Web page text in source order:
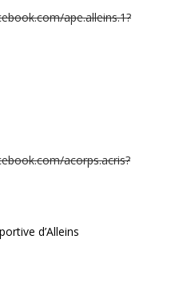
ape.alleins.1?
acorps.acris?
d’Alleins